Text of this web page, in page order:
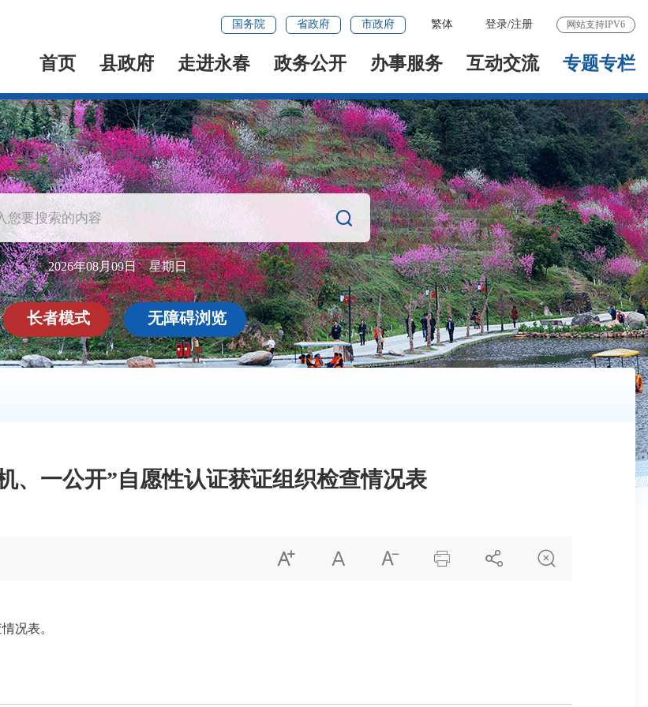
国务院 省政府 市政府 繁体 登录/注册 网站支持IPV6
首页 县政府 走进永春 政务公开 办事服务 互动交流 专题专栏

2026年08月09日 星期日
长者模式 无障碍浏览
、一公开”自愿性认证获证组织检查情况表
     
况表。